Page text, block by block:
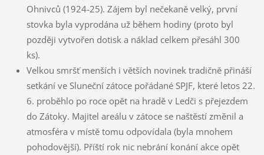
Ohnivců (1924-25). Zájem byl nečekaně velký, první
stovka byla vyprodána už během hodiny (proto byl
později vytvořen dotisk a náklad celkem přesáhl 300
ks).
Velkou smršť menších i větších novinek tradičně přináší
setkání ve Sluneční zátoce pořádané SPJF, které letos 22.
6. proběhlo po roce opět na hradě v Ledči s přejezdem
do Zátoky. Majitel areálu v zátoce se naštěstí změnil a
atmosféra v místě tomu odpovídala (byla mnohem
pohodovější). Příští rok nic nebrání konání akce opět